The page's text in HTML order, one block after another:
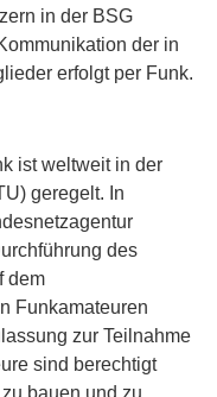
in der BSG
der in
erfolgt per Funk.
ist weltweit in der
geregelt. In
des
dem
Funkamateuren
zur Teilnahme
sind berechtigt